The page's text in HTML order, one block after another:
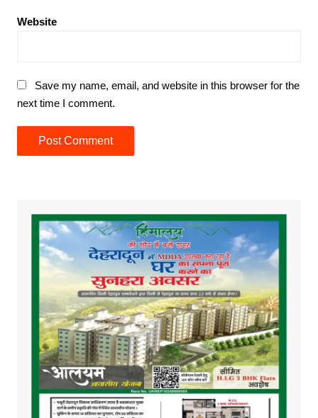
Website
Save my name, email, and website in this browser for the
next time I comment.